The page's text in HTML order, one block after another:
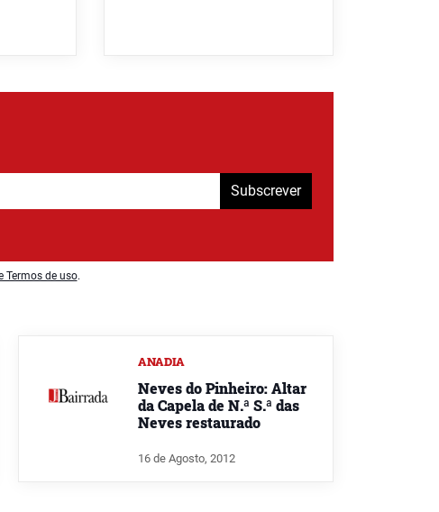
Subscrever
Termos de uso.
ANADIA
Neves do Pinheiro: Altar
da Capela de N.ª S.ª das
Neves restaurado
16 de Agosto, 2012